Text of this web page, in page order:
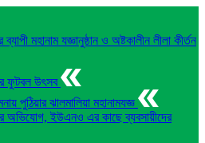
মহানাম যজ্ঞানুষ্ঠান ও অষ্টকালীন লীলা কীর্তন
ফুটবল উৎসব
পুঠিয়ার ঝালমালিয়া মহানামযজ্ঞ
অভিযোগ, ইউএনও এর কাছে ব্যবসায়ীদের